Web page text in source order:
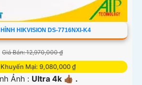
HIKVISION DS-7716NXI-K4
Giá Bán: 12,970,000 ₫
Khuyến Mại: 9,080,000 ₫
Ảnh : Ultra 4k 👍🏾 .